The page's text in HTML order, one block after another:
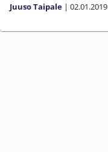
Juuso Taipale | 02.01.2019